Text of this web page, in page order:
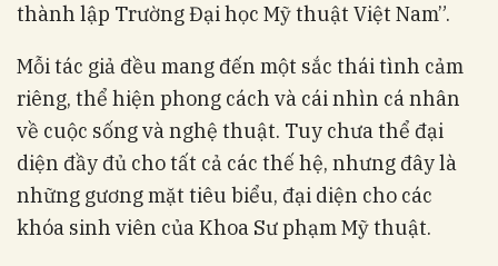
thành lập Trường Đại học Mỹ thuật Việt Nam”.
Mỗi tác giả đều mang đến một sắc thái tình cảm
riêng, thể hiện phong cách và cái nhìn cá nhân
về cuộc sống và nghệ thuật. Tuy chưa thể đại
diện đầy đủ cho tất cả các thế hệ, nhưng đây là
những gương mặt tiêu biểu, đại diện cho các
khóa sinh viên của Khoa Sư phạm Mỹ thuật.